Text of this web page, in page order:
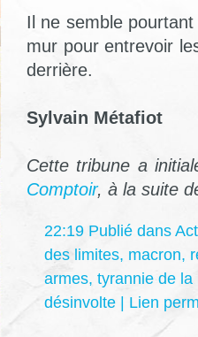
Il ne semble pourtant
mur pour entrevoir
derrière.
Sylvain Métafiot
Cette tribune a
Comptoir, à la suite
22:19 Publié dans
des limites, macron,
armes, tyrannie de la
désinvolte | Lien